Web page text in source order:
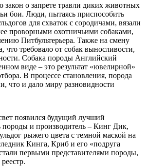
закон о запрете травли диких животных
бои. Люди, пытаясь приспособить
для схваток с сородичами, вязали
проворными охотничьими собаками,
Питбультерьера. Также на смену
что требовало от собак выносливости,
Собака породы Английский
виде – это результат «ювелирной»
В процессе становления, порода
что и дало миру разновидности
появился будущий лучший
породы и производитель – Кинг Дик,
рыжего цвета с темной маской на
Кинга, Криб и его «подруга
первыми представителями породы,